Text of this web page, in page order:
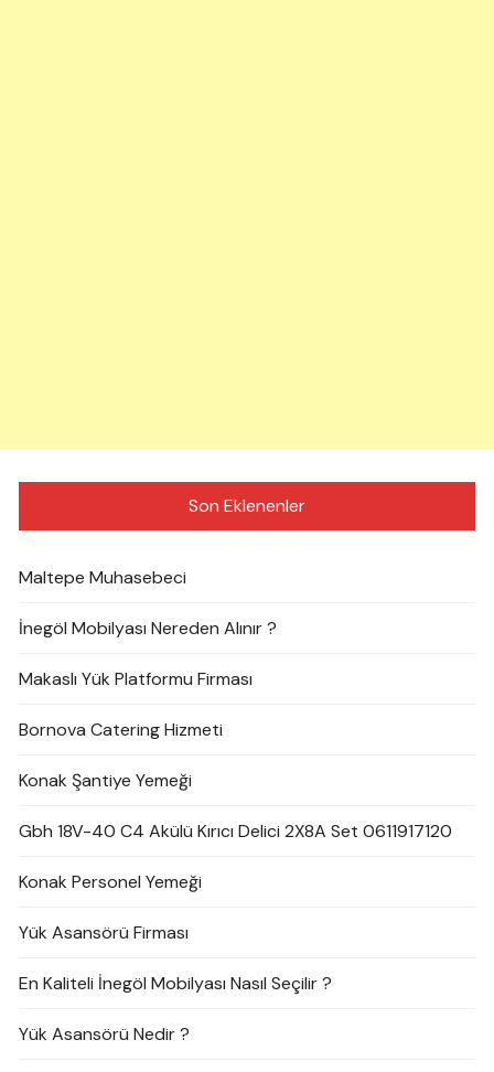
Son Eklenenler
Maltepe Muhasebeci
İnegöl Mobilyası Nereden Alınır ?
Makaslı Yük Platformu Firması
Bornova Catering Hizmeti
Konak Şantiye Yemeği
Gbh 18V-40 C4 Akülü Kırıcı Delici 2X8A Set 0611917120
Konak Personel Yemeği
Yük Asansörü Firması
En Kaliteli İnegöl Mobilyası Nasıl Seçilir ?
Yük Asansörü Nedir ?